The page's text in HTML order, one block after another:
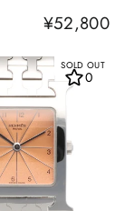
¥52,800
SOLD OUT
0